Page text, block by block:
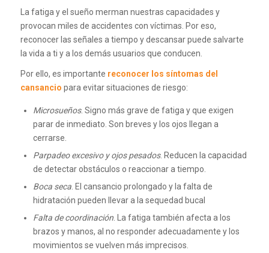
La fatiga y el sueño merman nuestras capacidades y
provocan miles de accidentes con víctimas. Por eso,
reconocer las señales a tiempo y descansar puede salvarte
la vida a ti y a los demás usuarios que conducen.
Por ello, es importante reconocer los síntomas del
cansancio para evitar situaciones de riesgo:
Microsueños. Signo más grave de fatiga y que exigen
parar de inmediato. Son breves y los ojos llegan a
cerrarse.
Parpadeo excesivo y ojos pesados. Reducen la capacidad
de detectar obstáculos o reaccionar a tiempo.
Boca seca. El cansancio prolongado y la falta de
hidratación pueden llevar a la sequedad bucal
Falta de coordinación. La fatiga también afecta a los
brazos y manos, al no responder adecuadamente y los
movimientos se vuelven más imprecisos.